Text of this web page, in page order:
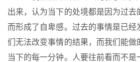
出来，认为当下的处境都是因为过去
而形成了自卑感。过去的事情是已
们无法改变事情的结果，而我们能做
当下的每一分钟。人要往前看而不